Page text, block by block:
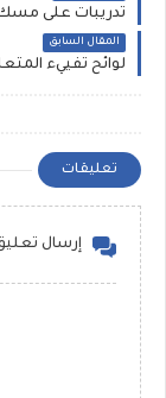
تدريبات على مسك
المقال السابق
تعليقات
إرسال